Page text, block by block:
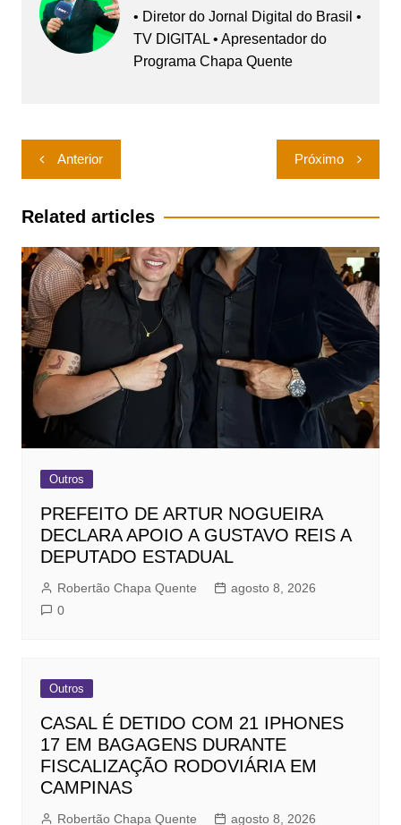
• Diretor do Jornal Digital do Brasil •
TV DIGITAL • Apresentador do
Programa Chapa Quente
Navegação
de
Post
Anterior Próximo
Related articles
Outros
PREFEITO DE ARTUR NOGUEIRA
DECLARA APOIO A GUSTAVO REIS A
DEPUTADO ESTADUAL
Robertão Chapa Quente
agosto 8, 2026
0
Outros
CASAL É DETIDO COM 21 IPHONES
17 EM BAGAGENS DURANTE
FISCALIZAÇÃO RODOVIÁRIA EM
CAMPINAS
Robertão Chapa Quente
agosto 8, 2026